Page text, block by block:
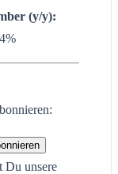
(y/y):
Du unsere